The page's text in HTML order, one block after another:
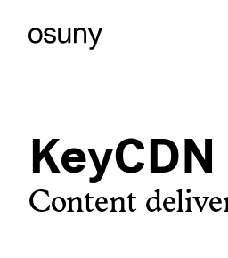
KeyCDN
Content